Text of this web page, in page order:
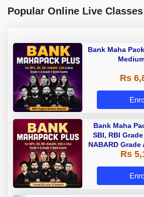
Popular Online Live Classes
Bank Maha
Rs
Bank Maha
SBI, RBI
NABARD Grade
A & Grade
Rs